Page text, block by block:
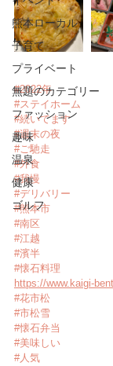
熊本ローカル
子育て
プライベート
無題のカテゴリー
ファッション
趣味
温泉
健康
ゴルフ
#2022年
#ステイホーム
#続いてます
#週末の夜
#ご馳走
#外食
#我慢
#デリバリー
#熊本市
#南区
#江越
#濱半
#懐石料理
https://www.kaigi-
#花市松
#市松雪
#懐石弁当
#美味しい
#人気